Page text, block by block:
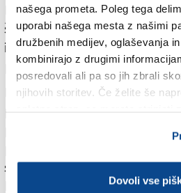
našega prometa. Poleg tega
uporabi našega mesta z našimi
družbenih medijev, oglaševanja
kombinirajo z drugimi
posredovali ali pa so jih zbrali
njihovih storitev. Če želite še
Dovoli vse
Logar, ki bo vodil ministrstvo
šport, Tadej Ostrc, ki bo vodil
in Mihael Zupančič, ki bo vodil
pravosodje.
Ministri bodo v DZ zdaj najprej
primopredaja poslov med zdaj
premierjem Robertom
seja vlade, na kateri je